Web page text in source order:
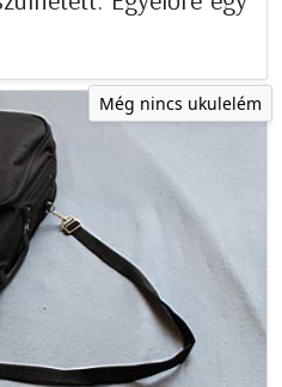
Még nincs ukulelém